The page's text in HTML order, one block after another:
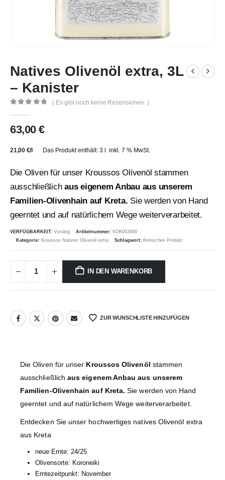
Natives Olivenöl extra, 3L
– Kanister
( Es gibt noch keine Rezensionen. )
63,00€
21,00 €/ Das Produkt enthält: 3 inkl. 7 % MwSt.
Die Oliven für unser Kroussos Olivenöl stammen
ausschließlichaus eigenem Anbau aus unserem
Familien-Olivenhain auf Kreta. Sie werden von Hand
geerntet und auf natürlichem Wege weiterverarbeitet.
VERFÜGBARKEIT: Vorrätig Artikelnummer: KOK003000
Kategorie: Kroussos Natives Olivenöl extra Schlagwort: Kretisches Produkt
IN DEN WARENKORB
ZUR WUNSCHLISTE HINZUFÜGEN
Die Oliven für unser Kroussos Olivenöl stammen
ausschließlichaus eigenem Anbau aus unserem
Familien-Olivenhain auf Kreta.Sie werden von Hand
geerntet und auf natürlichem Wege weiterverarbeitet.
Entdecken Sie unser hochwertiges natives Olivenöl extra
aus Kreta
neue Ernte: 24/25
Olivensorte: Koroneiki
Erntezeitpunkt: November